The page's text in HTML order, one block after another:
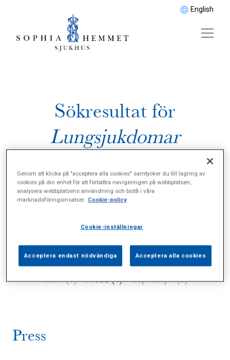
English
Sökresultat för
Lungsjukdomar
Alla (10) Vårdgivare (3) Specialister (4)
Sidor (0) Press (1) Sophianytt (0)
Press
Genom att klicka på "acceptera alla cookies" samtycker du till lagring av
cookies på din enhet för att förbättra navigeringen på webbplatsen,
analysera webbplatsens användning och bistå i våra
marknadsföringsinsatser. Cookie-policy
Cookie-inställningar
Acceptera endast nödvändiga Acceptera alla cookies